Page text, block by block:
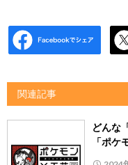
関連記事
どんな
「ポ